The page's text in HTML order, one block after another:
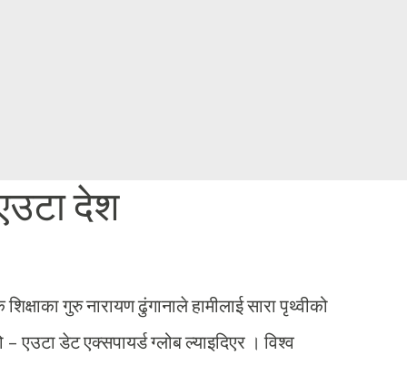
देश
गुरु नारायण ढुंगानाले हामीलाई सारा पृथ्वीको
एउटा डेट एक्सपायर्ड ग्लोब ल्याइदिएर । विश्व